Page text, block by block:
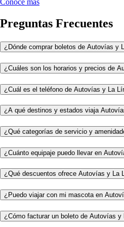
Conoce más
Preguntas Frecuentes
¿Dónde comprar boletos de Autovías y
¿Cuáles son los horarios y precios de
¿Cuál es el teléfono de Autovías y La
¿A qué destinos y estados viaja
¿Qué categorías de servicio y
¿Cuánto equipaje puedo llevar en
¿Qué descuentos ofrece Autovías y La
¿Puedo viajar con mi mascota en
¿Cómo facturar un boleto de Autovías y